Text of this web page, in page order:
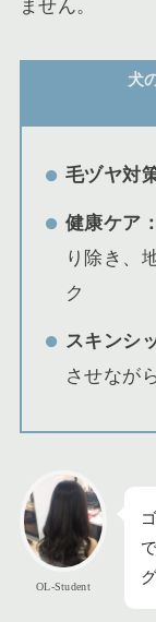
ません。
犬
毛ヅヤ対
健康ケア：
り除き、
ク
スキンシ
させなが
OL-Student